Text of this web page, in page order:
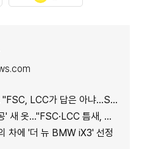
가 답은 아냐…SSC로 새 수요 창출"
틈새, SSC 전략으로 공략"
차에 '더 뉴 BMW iX3' 선정